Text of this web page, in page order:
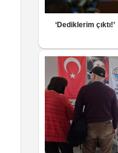
‘Dediklerim çıktı!’